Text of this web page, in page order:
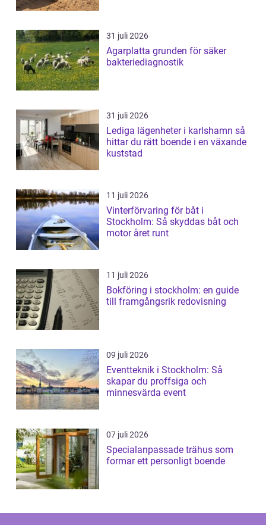
31 juli 2026
Agarplatta grunden för säker
bakteriediagnostik
31 juli 2026
Lediga lägenheter i karlshamn så
hittar du rätt boende i en växande
kuststad
11 juli 2026
Vinterförvaring för båt i
Stockholm: Så skyddas båt och
motor året runt
11 juli 2026
Bokföring i stockholm: en guide
till framgångsrik redovisning
09 juli 2026
Eventteknik i Stockholm: Så
skapar du proffsiga och
minnesvärda event
07 juli 2026
Specialanpassade trähus som
formar ett personligt boende